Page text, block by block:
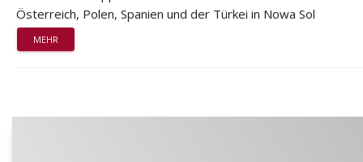
Österreich, Polen, Spanien und der Türkei in Nowa Sol
MEHR